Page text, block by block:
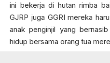
ini bekerja di hutan rimba
GJRP juga GGRI mereka
anak penginjil yang
hidup bersama orang tua